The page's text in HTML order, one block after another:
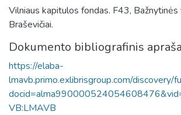
Vilniaus kapitulos fondas. F43, Bažnytinės
Braševičiai.
Dokumento bibliografinis
https://elaba-
lmavb.primo.exlibrisgroup.com/discovery/
VB:LMAVB